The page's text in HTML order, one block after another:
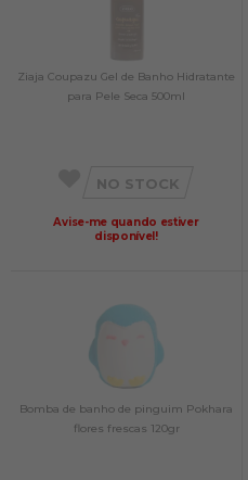
Ziaja Coupazu Gel de Banho Hidratante
para Pele Seca 500ml
NO STOCK
Avise-me quando estiver
disponível!
Bomba de banho de pinguim Pokhara
flores frescas 120gr